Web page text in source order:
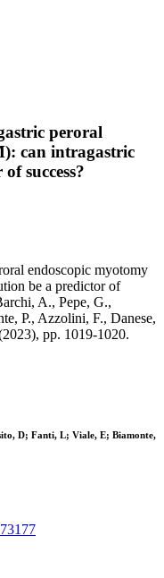
peroral
can intragastric
success?
endoscopic myotomy
be a predictor of
A., Pepe, G.,
P., Azzolini, F., Danese,
pp. 1019-1020.
D; Fanti, L; Viale, E; Biamonte,